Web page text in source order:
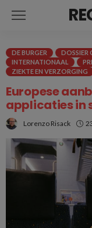
DE BURGER DOSSIER
INTERNATIONAAL
ZIEKTE EN VERZORGING
Europese
applicaties in
Lorenzo Risack